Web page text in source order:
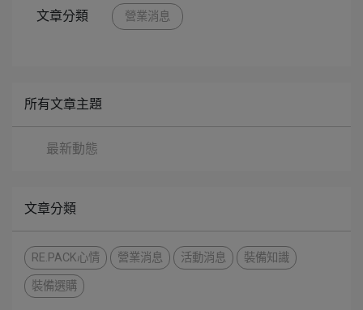
文章分類 營業消息
所有文章主題
最新動態
文章分類
RE.PACK心情 營業消息 活動消息
裝備知識
裝備選購